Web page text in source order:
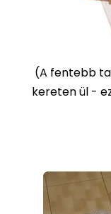
(A fentebb
kereten ül -